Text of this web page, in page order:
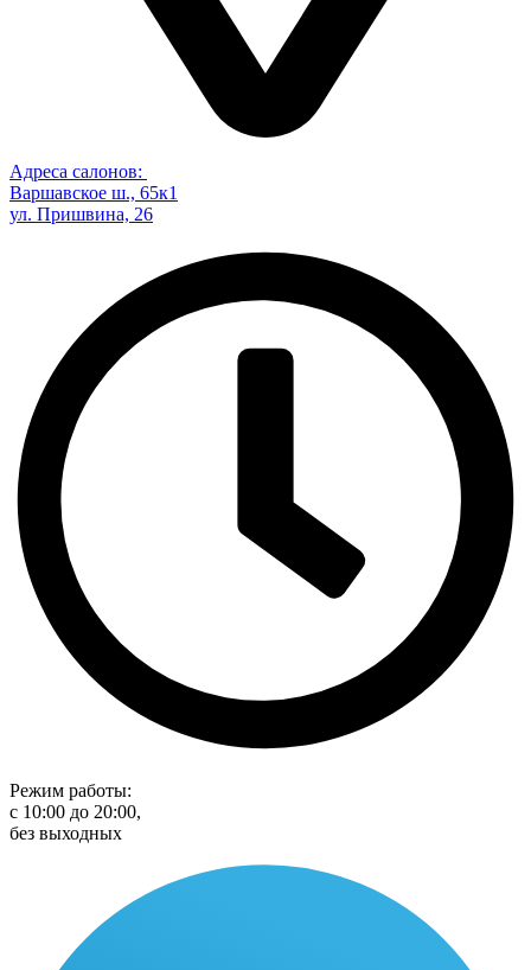
Адреса салонов:
Варшавское ш., 65к1
ул. Пришвина, 26
Режим работы:
с 10:00 до 20:00,
без выходных